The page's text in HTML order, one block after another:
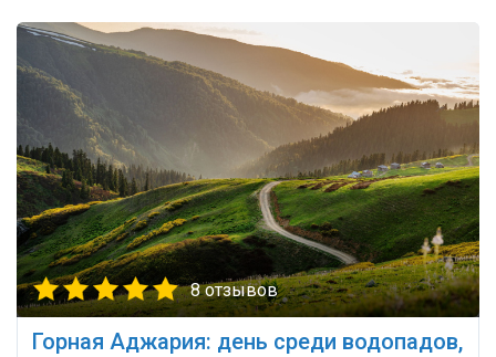
8 отзывов
Горная Аджария: день среди водопадов,